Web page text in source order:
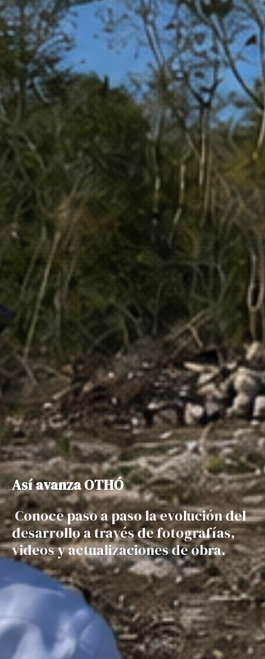
Así avanza OTHÓ
Conoce paso a paso la evolución del
desarrollo a través de fotografías,
videos y actualizaciones de obra.